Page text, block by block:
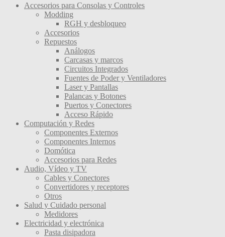
Accesorios para Consolas y Controles
Modding
RGH y desbloqueo
Accesorios
Repuestos
Análogos
Carcasas y marcos
Circuitos Integrados
Fuentes de Poder y Ventiladores
Laser y Pantallas
Palancas y Botones
Puertos y Conectores
Acceso Rápido
Computación y Redes
Componentes Externos
Componentes Internos
Domótica
Accesorios para Redes
Audio, Vídeo y TV
Cables y Conectores
Convertidores y receptores
Otros
Salud y Cuidado personal
Medidores
Electricidad y electrónica
Pasta disipadora